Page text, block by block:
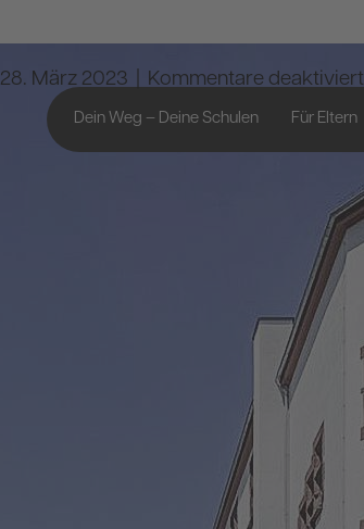
Dein Weg – Deine Schulen Für Eltern
28. März 2023 Kommentare deaktiviert